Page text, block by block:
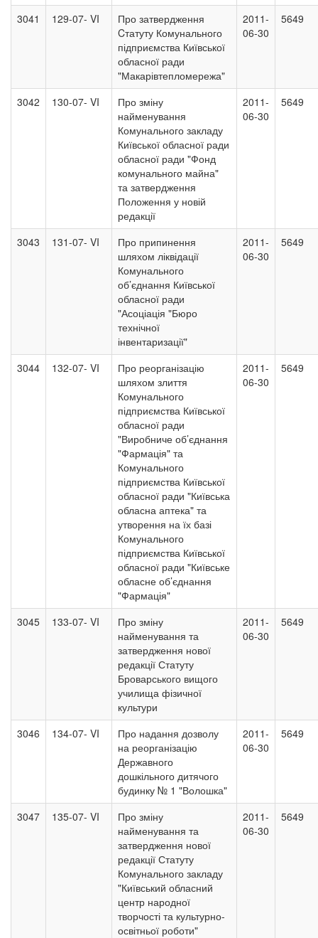
3041 129-07- VI
Про затвердження
Cтатуту Комунального
підприємства Київської
обласної ради
"Макарівтепломережа"
2011-
06-30
5649
3042 130-07- VI
Про зміну
найменування
Комунального закладу
Київської обласної ради
обласної ради "Фонд
комунального майна"
та затвердження
Положення у новій
редакції
2011-
06-30
5649
3043 131-07- VI
Про припинення
шляхом ліквідації
Комунального
об’єднання Київської
обласної ради
"Асоціація "Бюро
технічної
інвентаризації"
2011-
06-30
5649
3044 132-07- VI
Про реорганізацію
шляхом злиття
Комунального
підприємства Київської
обласної ради
"Виробниче об’єднання
"Фармація" та
Комунального
підприємства Київської
обласної ради "Київська
обласна аптека" та
утворення на їх базі
Комунального
підприємства Київської
обласної ради "Київське
обласне об’єднання
"Фармація"
2011-
06-30
5649
3045 133-07- VI
Про зміну
найменування та
затвердження нової
редакції Статуту
Броварського вищого
училища фізичної
культури
2011-
06-30
5649
3046 134-07- VI
Про надання дозволу
на реорганізацію
Державного
дошкільного дитячого
будинку № 1 "Волошка"
2011-
06-30
5649
3047 135-07- VI
Про зміну
найменування та
затвердження нової
редакції Статуту
Комунального закладу
"Київський обласний
центр народної
творчості та культурно-
освітньої роботи"
2011-
06-30
5649